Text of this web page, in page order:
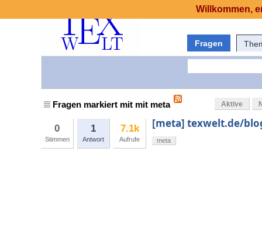
Fragen
Fragen markiert mit mit meta Aktive
0
Stimmen
1
Antwort
7.1k
Aufrufe
[meta] texwelt.de/
meta
Willkommen,